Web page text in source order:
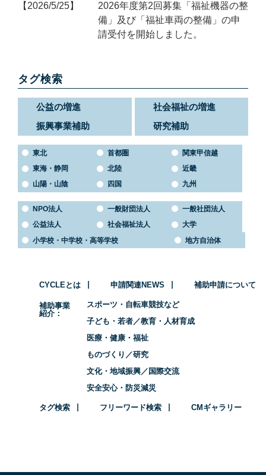
2026/5/25
2026年度第2回募集「福祉機器の整
備」及び「福祉車両の整備」の申
請受付を開始しました。
タグ検索
公益の増進
社会福祉の増進
振興事業補助
研究補助
東北 首都圏
関東甲信越
東海・静岡
北陸
近畿
山陽・山陰
四国 九州
NPO法人 一般財団法人
一般社団法人
公益法人
社会福祉法人
大学
小学校・中学校・高等学校
地方自治体
CYCLEとは 申請関連NEWS 補助申請について
補助事業
紹介
スポーツ・自転車競技など
子ども・若者／教育・人材育成
医療・健康・福祉
ものづくり／研究
文化・地域振興／国際交流
安全安心・防災減災
タグ検索 フリーワード検索 CMギャラリー